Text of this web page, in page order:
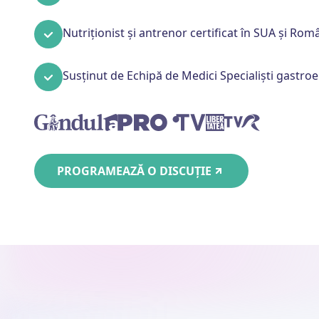
Nutriționist și antrenor certificat în SUA și
Susținut de Echipă de Medici Specialiști
PROGRAMEAZĂ O DISCUȚIE